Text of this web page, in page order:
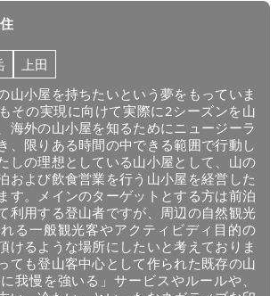
上田
山小屋を持ちたいという夢をもっていま
その実現に向けて実際に2シーズンを山
海外の山小屋を知るためにニュージーラ
、限りある時間の中できる範囲で行動し
しの理想としている山小屋として、山の
および飲食営業を行う山小屋を経営した
す。メインのターゲットとする方は前泊
利用する登山者ですが、周辺の自然観光
る一般観光客やアクティビディ目的の
けるような場所にしたいと考えておりま
ても登山客中心として作られた既存の山
我慢を強いる」サービスやルールや、